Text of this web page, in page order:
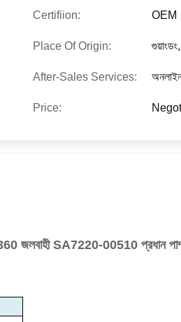
Certifiion: OEM
Place Of Origin:
After-Sales Services:
Price:
জলবাহী SA7220-00510 প্রধান